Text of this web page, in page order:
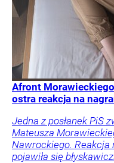
Afront
ostra reakcja na
Jedna z posłanek PiS
Mateusza
Nawrockiego. Reakcja
pojawiła się